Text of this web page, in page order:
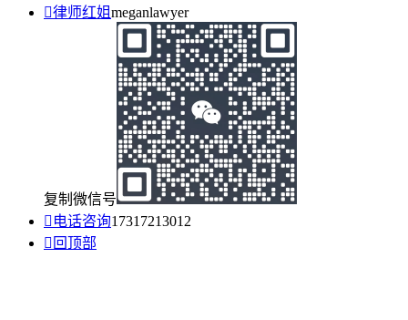
律师红姐meganlawyer
复制微信号
 电话咨询17317213012
 回顶部